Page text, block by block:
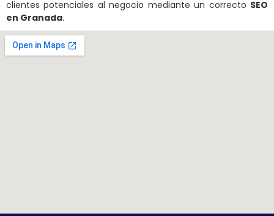
clientes potenciales al negocio mediante un correcto SEO
en Granada.